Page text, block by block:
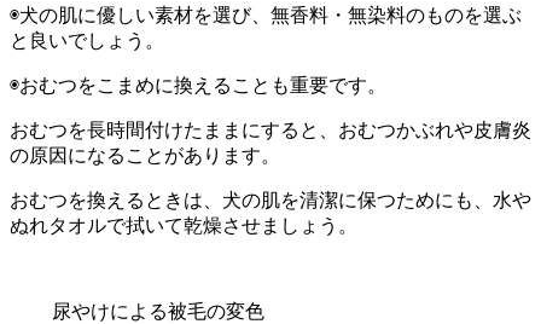
◉犬の肌に優しい素材を選び、無香料・無染料のものを選ぶ
と良いでしょう。
◉おむつをこまめに換えることも重要です。
おむつを長時間付けたままにすると、おむつかぶれや皮膚炎
の原因になることがあります。
おむつを換えるときは、犬の肌を清潔に保つためにも、水や
ぬれタオルで拭いて乾燥させましょう。
尿やけによる被毛の変色